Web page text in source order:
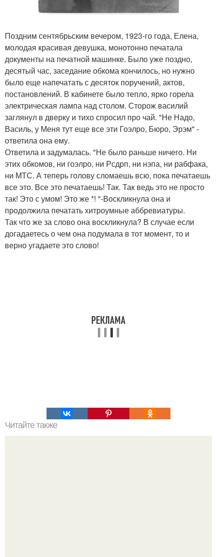
Поздним сентябрьским вечером, 1923-го года, Елена,
молодая красивая девушка, монотонно печатала
документы на печатной машинке. Было уже поздно,
десятый час, заседание обкома кончилось, но нужно
было еще напечатать с десяток поручений, актов,
постановлений. В кабинете было тепло, ярко горела
электрическая лампа над столом. Сторож василий
заглянул в дверку и тихо спросил про чай. "Не Надо,
Василь, у Меня тут еще все эти Гоэлро, Бюро, Эрэм" -
ответила она ему.
Ответила и задумалась. "Не было раньше ничего. Ни
этих обкомов, ни гоэлро, ни Рсдрп, ни нэпа, ни рабфака,
ни МТС. А теперь голову сломаешь всю, пока печатаешь
все это. Все это печатаешь! Так. Так ведь это не просто
так! Это с умом! Это же *! "-Воскликнула она и
продолжила печатать хитроумные аббревиатуры.
Так что же за слово она воскликнула? В случае если
догадаетесь о чем она подумала в тот момент, то и
верно угадаете это слово!
Читайте также